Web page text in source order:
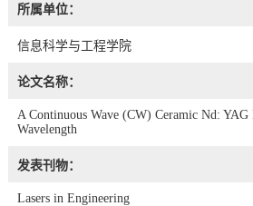
所属单位：
信息科学与工程学院
论文名称：
A Continuous Wave (CW) Ceramic Nd:
Wavelength
发表刊物：
Lasers in Engineering